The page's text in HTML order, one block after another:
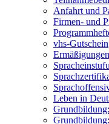
Anfahrt und
Firmen- und
vhs-Gutschein
Ermäßigungen
Leben in